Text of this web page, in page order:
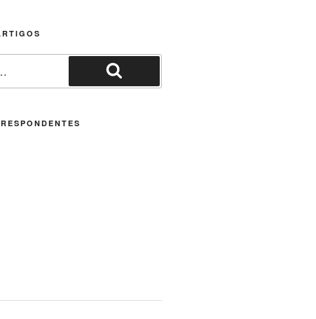
Pesquisar